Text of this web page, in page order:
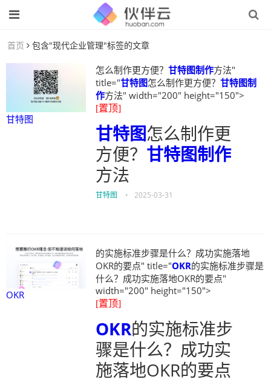
首页 包含"现代企业管理"标签的文章
甘特图
怎么制作更方便？ 甘特图制作方法"
title="甘特图怎么制作更方便？ 甘特图制
作方法" width="200" height="150">
[置顶]
甘特图怎么制作更
方便？ 甘特图制作
方法
甘特图 • 2025-03-31
OKR
的实施标准步骤是什么？成功实施落地
OKR的要点" title="OKR的实施标准步骤是
什么？成功实施落地OKR的要点"
width="200" height="150">
[置顶]
OKR的实施标准步
骤是什么？成功实
施落地OKR的要点